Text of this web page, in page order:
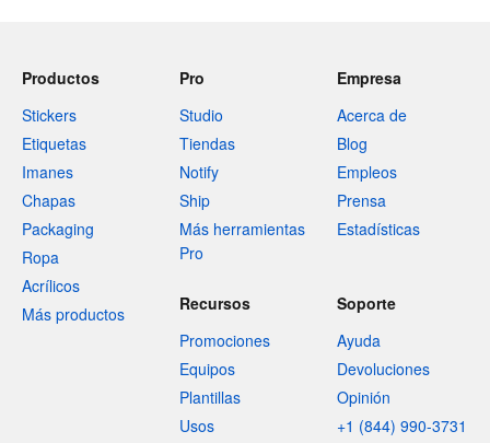
Productos
Stickers
Etiquetas
Imanes
Chapas
Packaging
Ropa
Acrílicos
Más productos
Pro
Studio
Tiendas
Notify
Ship
Más herramientas
Pro
Empresa
Acerca de
Blog
Empleos
Prensa
Estadísticas
Recursos
Promociones
Equipos
Plantillas
Usos
Soporte
Ayuda
Devoluciones
Opinión
+1 (844) 990-3731